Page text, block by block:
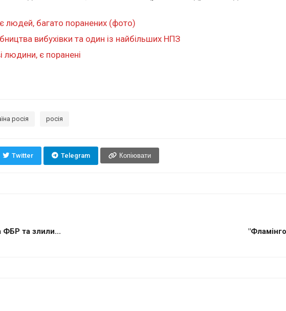
людей, багато поранених (фото)
вибухівки та один із найбільших НПЗ
людини, є поранені
росія росія
Twitter Telegram Копіювати
ФБР та злили...